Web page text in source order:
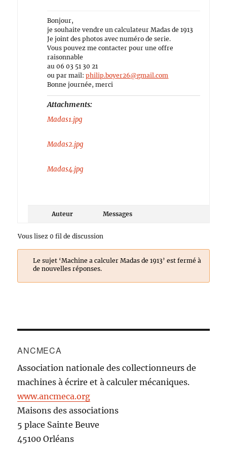
Bonjour,
je souhaite vendre un calculateur Madas de 1913
Je joint des photos avec numéro de serie.
Vous pouvez me contacter pour une offre
raisonnable
au 06 03 51 30 21
ou par mail:philip.boyer26@gmail.com
Bonne journée, merci
Attachments:
Madas1.jpg
Madas2.jpg
Madas4.jpg
Auteur Messages
Vous lisez 0 fil de discussion
Le sujet ‘Machine a calculer Madas de 1913’ est fermé à
de nouvelles réponses.
ANCMECA
Association nationale des collectionneurs de
machines à écrire et à calculer mécaniques.
www.ancmeca.org
Maisons des associations
5 place Sainte Beuve
45100 Orléans